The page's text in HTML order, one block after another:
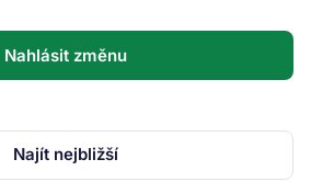
Nahlásit změnu
Najít nejbližší